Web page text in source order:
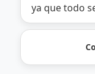
ya que todo